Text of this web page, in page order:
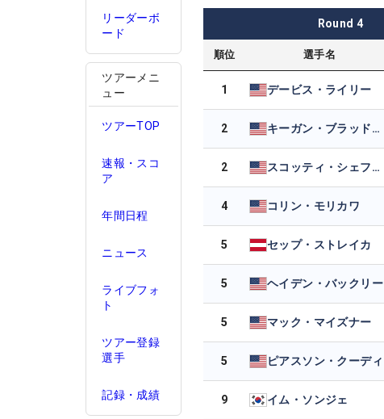
リーダーボ
ード
ツアーメニ
ュー
ツアーTOP
速報・スコ
ア
年間日程
ニュース
ライブフォ
ト
ツアー登録
選手
記録・成績
Round 4
順位 選手名
1 デービス・ライリー
2 キーガン・ブラッドリー
2 スコッティ・シェフラー
4 コリン・モリカワ
5 セップ・ストレイカ
5 ヘイデン・バックリー
5 マック・マイズナー
5 ピアスソン・クーディ
9 イム・ソンジェ